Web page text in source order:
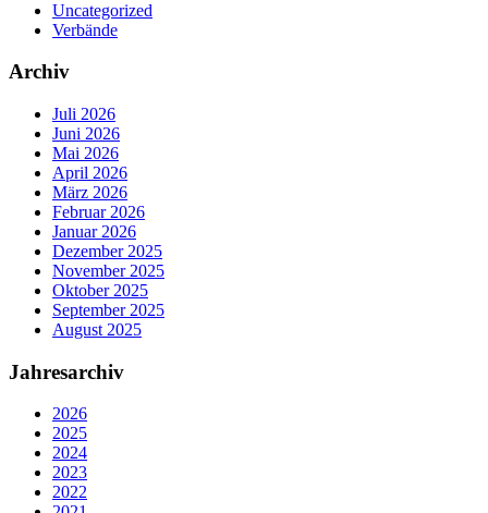
Uncategorized
Verbände
Archiv
Juli 2026
Juni 2026
Mai 2026
April 2026
März 2026
Februar 2026
Januar 2026
Dezember 2025
November 2025
Oktober 2025
September 2025
August 2025
Jahresarchiv
2026
2025
2024
2023
2022